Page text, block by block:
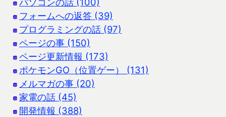
フォームへの返答 (39)
プログラミングの話 (97)
ページの事 (150)
ページ更新情報 (173)
ポケモンGO（位置ゲー） (131)
メルマガの事 (20)
家電の話 (45)
開発情報 (388)